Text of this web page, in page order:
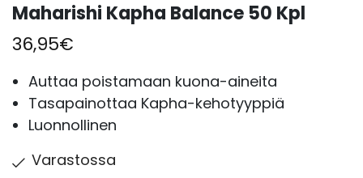
Maharishi Kapha Balance 50 Kpl
36,95€
Auttaa poistamaan kuona-aineita
Tasapainottaa Kapha-kehotyyppiä
Luonnollinen
Varastossa